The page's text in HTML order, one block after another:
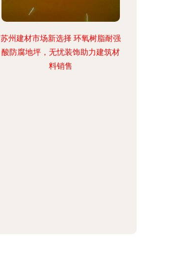
苏州建材市场新选择 环氧树脂耐强
酸防腐地坪，无忧装饰助力建筑材
料销售